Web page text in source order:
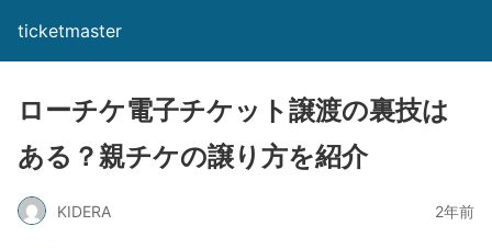
ticketmaster
ローチケ電子チケット譲渡の裏技は
ある？親チケの譲り方を紹介
KIDERA 2年前